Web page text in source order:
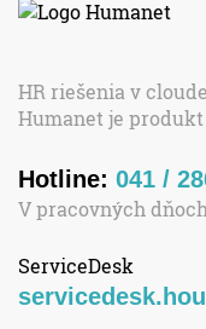
HR riešenia v
Humanet je
Hotline: 041 /
V pracovných dňoch
ServiceDesk